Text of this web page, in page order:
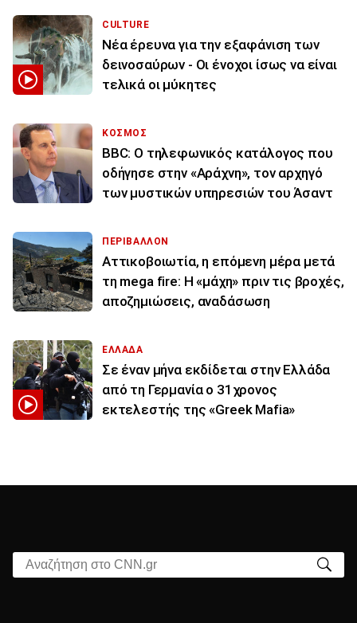
CULTURE
Νέα έρευνα για την εξαφάνιση των
δεινοσαύρων - Οι ένοχοι ίσως να είναι
τελικά οι μύκητες
ΚΟΣΜΟΣ
BBC: Ο τηλεφωνικός κατάλογος που
οδήγησε στην «Αράχνη», τον αρχηγό
των μυστικών υπηρεσιών του Άσαντ
ΠΕΡΙΒΑΛΛΟΝ
Αττικοβοιωτία, η επόμενη μέρα μετά
τη mega fire: Η «μάχη» πριν τις βροχές,
αποζημιώσεις, αναδάσωση
ΕΛΛΑΔΑ
Σε έναν μήνα εκδίδεται στην Ελλάδα
από τη Γερμανία ο 31χρονος
εκτελεστής της «Greek Mafia»
Αναζήτηση στο CNN.gr